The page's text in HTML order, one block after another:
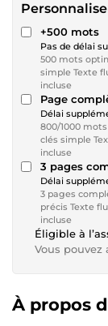
+500 mots
Pas de délai
500 mots optimisés SEO
simple Texte fluide et professionnel 1 révision
incluse
Page
Délai
800/1000 mots
clés simple Texte fluide et professionnel 1 révision
incluse
3 pages
Délai
3 pages complètes Recherche de
précis Texte fluide et professionnel 1 révision
incluse
Éligible à
Vous
À propos